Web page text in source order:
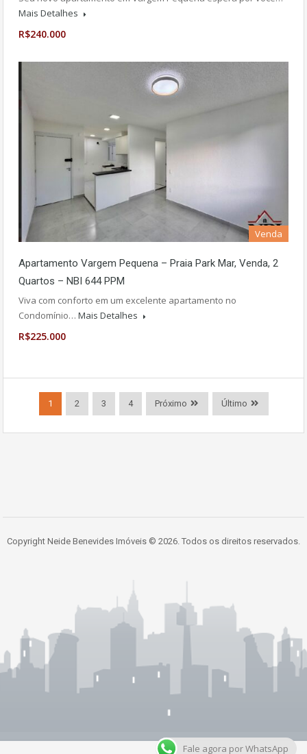
Mais Detalhes
R$240.000
Venda
Apartamento Vargem Pequena – Praia Park Mar, Venda, 2
Quartos – NBI 644 PPM
Viva com conforto em um excelente apartamento no
Condomínio… Mais Detalhes
R$225.000
1 2 3 4 Próximo Último
Copyright Neide Benevides Imóveis © 2026. Todos os direitos reservados.
Fale agora por WhatsApp